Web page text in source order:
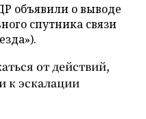
объявили о выводе
спутника связи
от действий,
к эскалации